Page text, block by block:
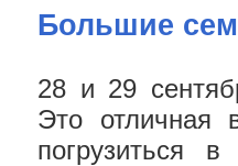
Большие
28 и 29
Это отличная
погрузиться